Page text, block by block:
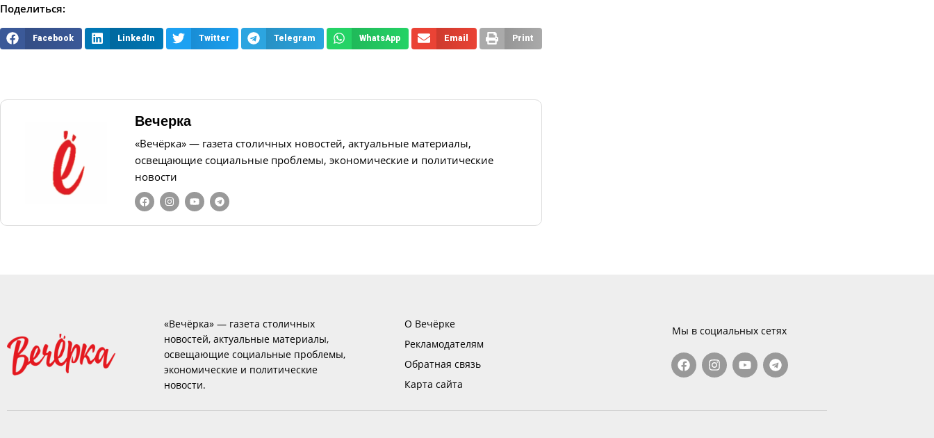
Поделиться:
Facebook LinkedIn Twitter Telegram WhatsApp Email Print
Вечерка
«Вечёрка» — газета столичных новостей, актуальные материалы,
освещающие социальные проблемы, экономические и политические
новости
«Вечёрка» — газета столичных
новостей, актуальные материалы,
освещающие социальные проблемы,
экономические и политические
новости.
О Вечёрке
Рекламодателям
Обратная связь
Карта сайта
Мы в социальных сетях